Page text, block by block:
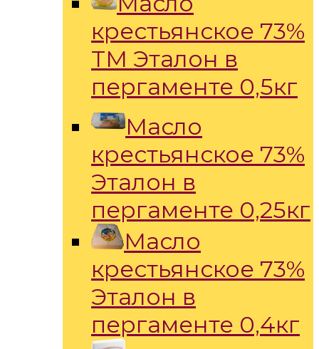
крестьянское 73%
ТМ Эталон в
пергаменте 0,5кг
Масло
крестьянское 73%
Эталон в
пергаменте 0,25кг
Масло
крестьянское 73%
Эталон в
пергаменте 0,4кг